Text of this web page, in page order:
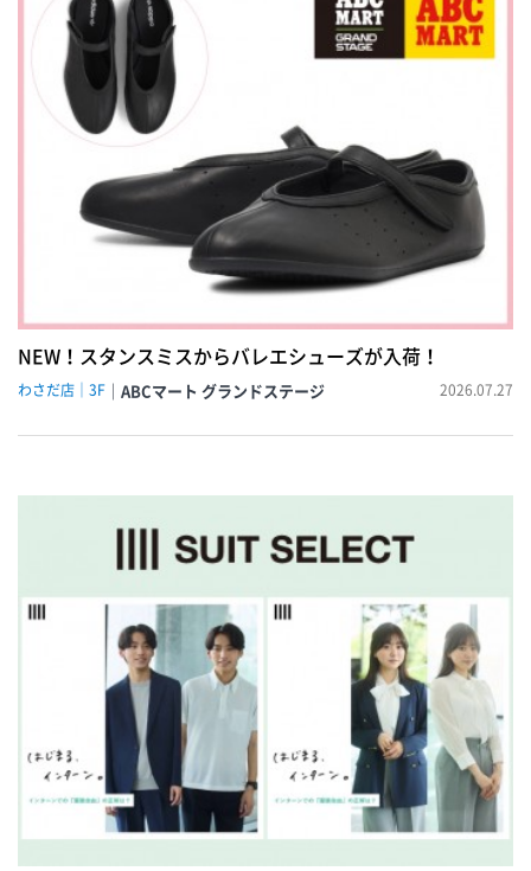
NEW！スタンスミスからバレエシューズが入荷！
わさだ店｜3F 2026.07.27
ABCマート グランドステージ